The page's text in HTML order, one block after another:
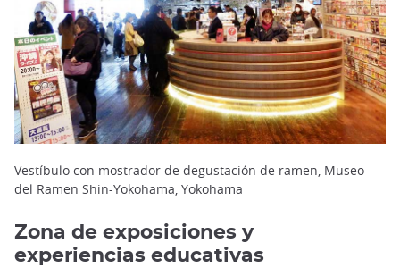
Vestíbulo con mostrador de degustación de ramen, Museo
del Ramen Shin-Yokohama, Yokohama
Zona de exposiciones y
experiencias educativas